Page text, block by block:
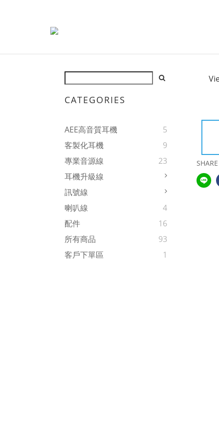
CATEGORIES
AEE高音質耳機
5
客製化耳機
9
專業音源線
23
耳機升級線
訊號線
喇叭線
4
配件
16
所有商品
93
客戶下單區
1
SHARE